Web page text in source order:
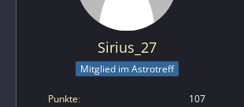
Sirius_27
Mitglied im Astrotreff
Punkte
107